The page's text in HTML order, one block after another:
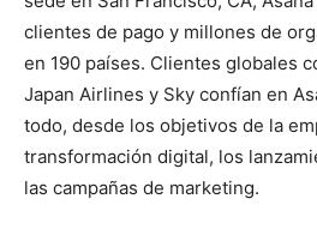
clientes de pago y millones de
en 190 países. Clientes globales
Japan Airlines y Sky confían en
todo, desde los objetivos de la
transformación digital, los
las campañas de marketing.